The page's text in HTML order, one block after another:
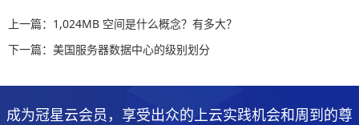
上一篇：1,024MB 空间是什么概念？有多大？
下一篇：美国服务器数据中心的级别划分
成为冠星云会员，享受出众的上云实践机会和周到的尊